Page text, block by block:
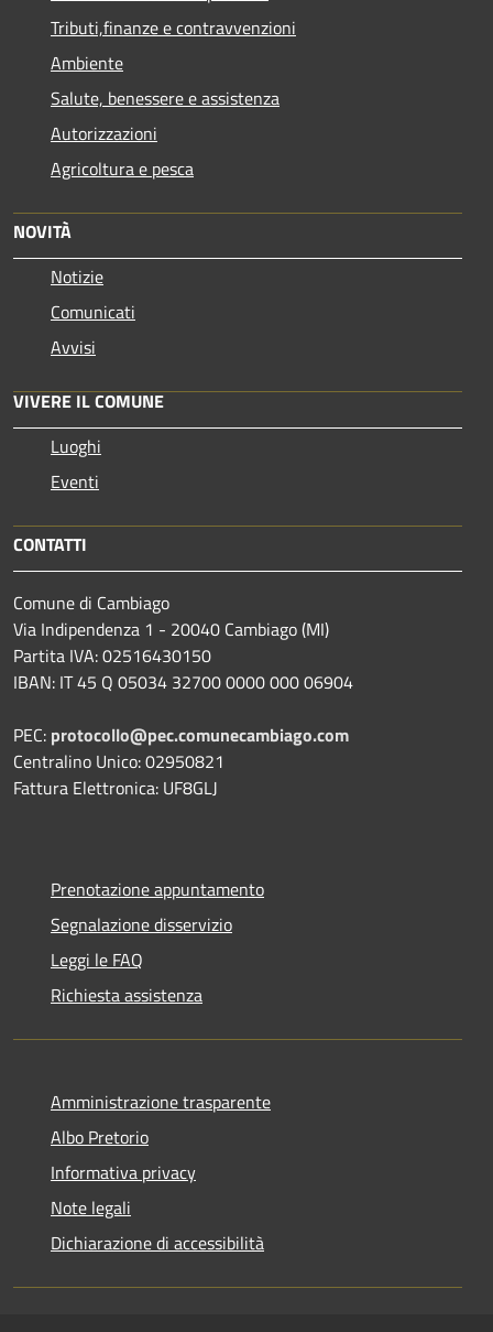
Tributi,finanze e contravvenzioni
Ambiente
Salute, benessere e assistenza
Autorizzazioni
Agricoltura e pesca
NOVITÀ
Notizie
Comunicati
Avvisi
VIVERE IL COMUNE
Luoghi
Eventi
CONTATTI
Comune di Cambiago
Via Indipendenza 1 - 20040 Cambiago (MI)
Partita IVA: 02516430150
IBAN: IT 45 Q 05034 32700 0000 000 06904
PEC: protocollo@pec.comunecambiago.com
Centralino Unico: 02950821
Fattura Elettronica: UF8GLJ
Prenotazione appuntamento
Segnalazione disservizio
Leggi le FAQ
Richiesta assistenza
Amministrazione trasparente
Albo Pretorio
Informativa privacy
Note legali
Dichiarazione di accessibilità